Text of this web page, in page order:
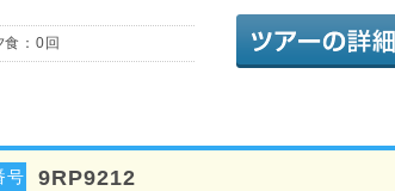
：0回
号 9RP9212